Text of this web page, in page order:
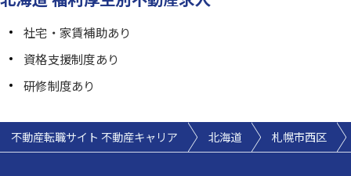
社宅・家賃補助あり
資格支援制度あり
研修制度あり
不動産転職サイト 不動産キャリア 北海道 札幌市西区